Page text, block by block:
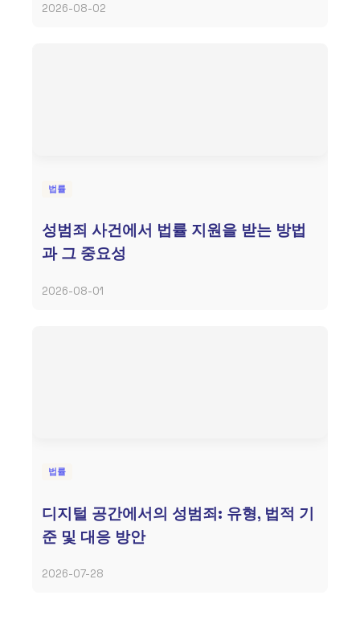
2026-08-02
법률
성범죄 사건에서 법률 지원을 받는 방법
과 그 중요성
2026-08-01
법률
디지털 공간에서의 성범죄: 유형, 법적 기
준 및 대응 방안
2026-07-28